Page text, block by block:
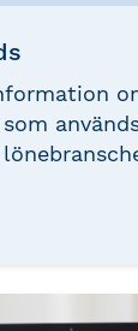
att hjälpa